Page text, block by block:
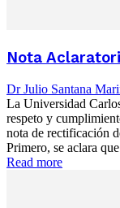
Nota
Dr Julio Santana
La Universidad
respeto y
nota de rectificación
Primero, se aclara
Read more